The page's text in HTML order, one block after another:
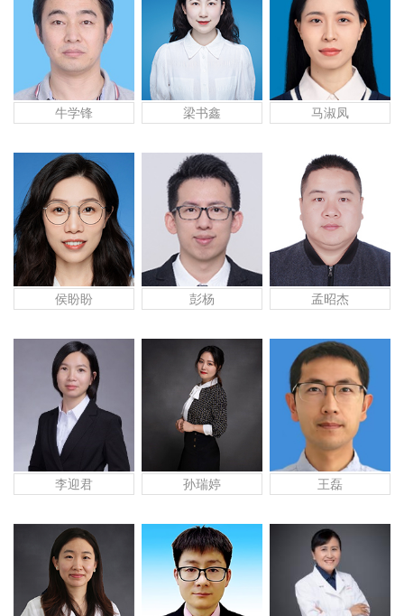
牛学锋 梁书鑫 马淑凤
侯盼盼 彭杨 孟昭杰
李迎君 孙瑞婷 王磊